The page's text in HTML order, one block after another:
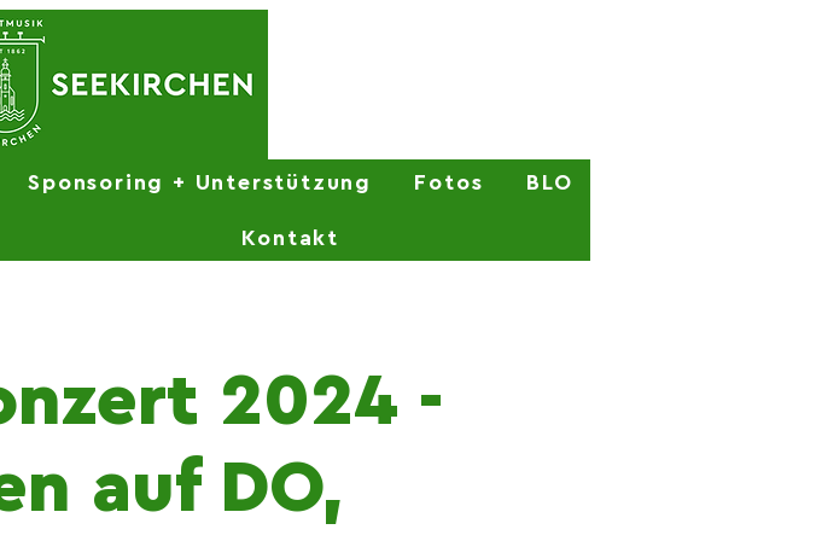
Sponsoring + Unterstützung Fotos BLO
Kontakt
2024 -
auf DO,